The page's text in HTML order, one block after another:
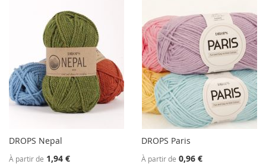
DROPS Nepal
À partir de 1,94 €
DROPS Paris
À partir de 0,96 €